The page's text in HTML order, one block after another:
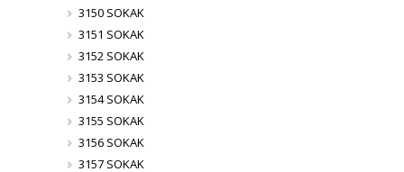
3150 SOKAK
3151 SOKAK
3152 SOKAK
3153 SOKAK
3154 SOKAK
3155 SOKAK
3156 SOKAK
3157 SOKAK